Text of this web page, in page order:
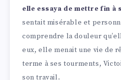
elle essaya de mettre fin à
sentait misérable et
comprendre la douleur
eux, elle menait une vie de
terme à ses tourments,
son travail.